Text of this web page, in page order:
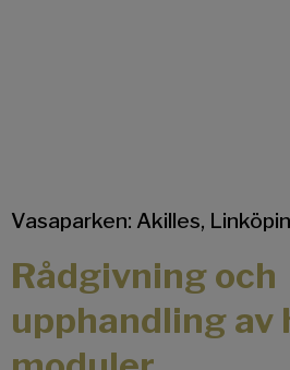
Vasaparken: Akilles,
Rådgivning och
upphandling av